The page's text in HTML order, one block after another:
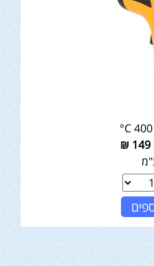
149
₪